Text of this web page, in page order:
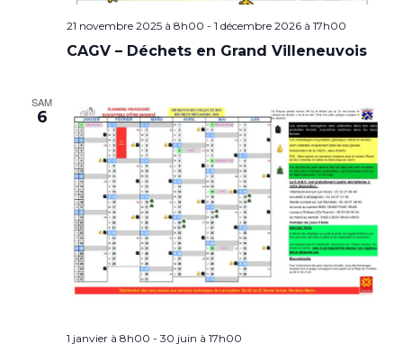
21 novembre 2025 à 8h00 - 1 décembre 2026 à 17h00
CAGV – Déchets en Grand Villeneuvois
SAM
6
1 janvier à 8h00 - 30 juin à 17h00